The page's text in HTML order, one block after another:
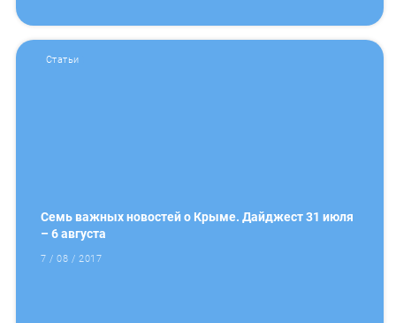
Статьи
Семь важных новостей о Крыме. Дайджест 31 июля
– 6 августа
7 / 08 / 2017